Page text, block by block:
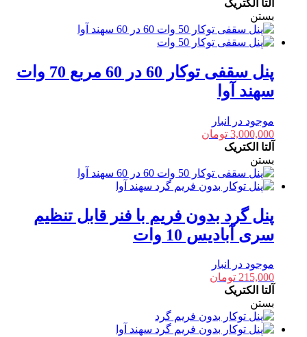
آلتا الکتریک
بستن
پنل سقفی توکار 60 در 60 مربع 70 وات
سهند آوا
موجود در انبار
3,000,000 تومان
آلتا الکتریک
بستن
پنل گرد بدون فریم با فنر قابل تنظیم
سری آبادیس 10 وات
موجود در انبار
215,000 تومان
آلتا الکتریک
بستن